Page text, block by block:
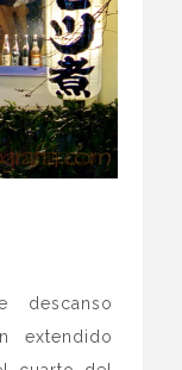
descanso
extendido